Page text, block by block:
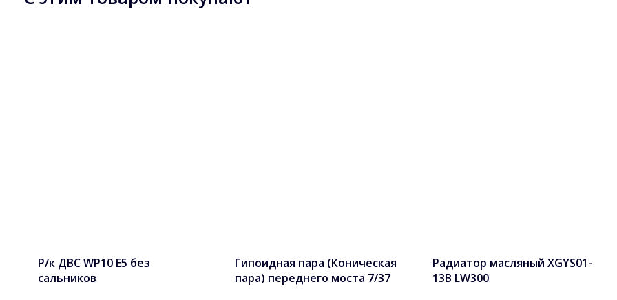
Р/к ДВС WP10 Е5 без
сальников
Гипоидная пара (Коническая
пара) переднего моста 7/37
Радиатор масляный XGYS01-
13B LW300